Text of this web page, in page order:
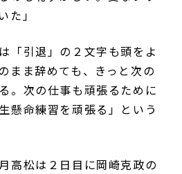
た」
「引退」の２文字も頭をよ
まま辞めても、きっと次の
。次の仕事も頑張るために
懸命練習を頑張る」という
高松は２日目に岡崎克政の